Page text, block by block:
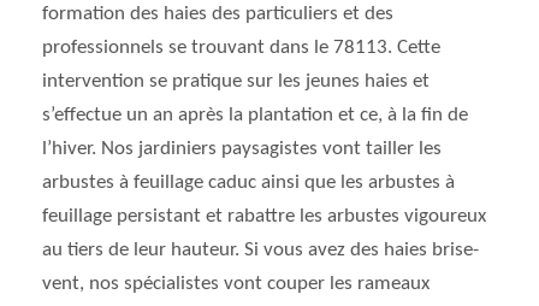
formation des haies des particuliers et des
professionnels se trouvant dans le 78113. Cette
intervention se pratique sur les jeunes haies et
s’effectue un an après la plantation et ce, à la fin de
l’hiver. Nos jardiniers paysagistes vont tailler les
arbustes à feuillage caduc ainsi que les arbustes à
feuillage persistant et rabattre les arbustes vigoureux
au tiers de leur hauteur. Si vous avez des haies brise-
vent, nos spécialistes vont couper les rameaux